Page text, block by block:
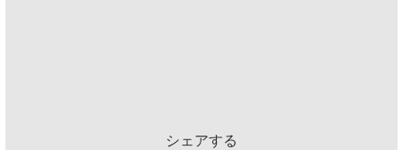
シェアする